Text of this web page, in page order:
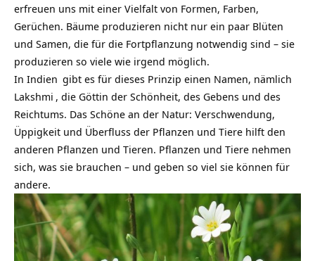
erfreuen uns mit einer Vielfalt von Formen, Farben,
Gerüchen. Bäume produzieren nicht nur ein paar Blüten
und Samen, die für die Fortpflanzung notwendig sind – sie
produzieren so viele wie irgend möglich.
In Indien gibt es für dieses Prinzip einen Namen, nämlich
Lakshmi , die Göttin der Schönheit, des Gebens und des
Reichtums. Das Schöne an der Natur: Verschwendung,
Üppigkeit und Überfluss der Pflanzen und Tiere hilft den
anderen Pflanzen und Tieren. Pflanzen und Tiere nehmen
sich, was sie brauchen – und geben so viel sie können für
andere.